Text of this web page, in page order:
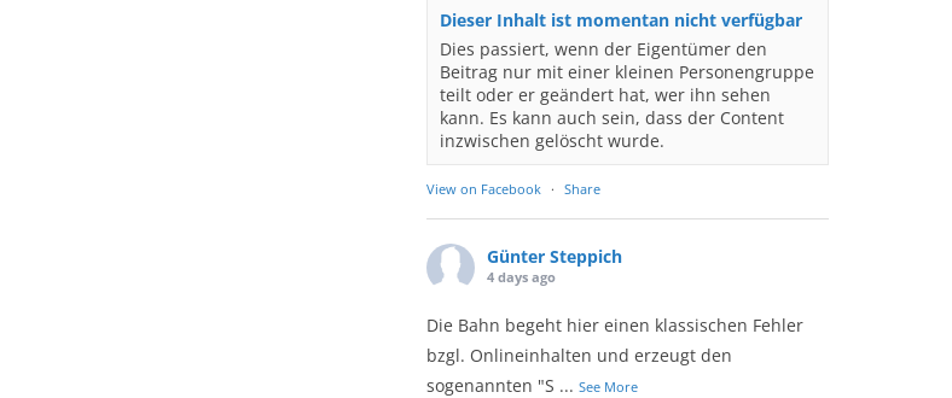
Dieser Inhalt ist momentan nicht verfügbar
Dies passiert, wenn der Eigentümer den
Beitrag nur mit einer kleinen Personengruppe
teilt oder er geändert hat, wer ihn sehen
kann. Es kann auch sein, dass der Content
inzwischen gelöscht wurde.
View on Facebook · Share
Günter Steppich
4 days ago
Die Bahn begeht hier einen klassischen Fehler
bzgl. Onlineinhalten und erzeugt den
sogenannten "S ... See More